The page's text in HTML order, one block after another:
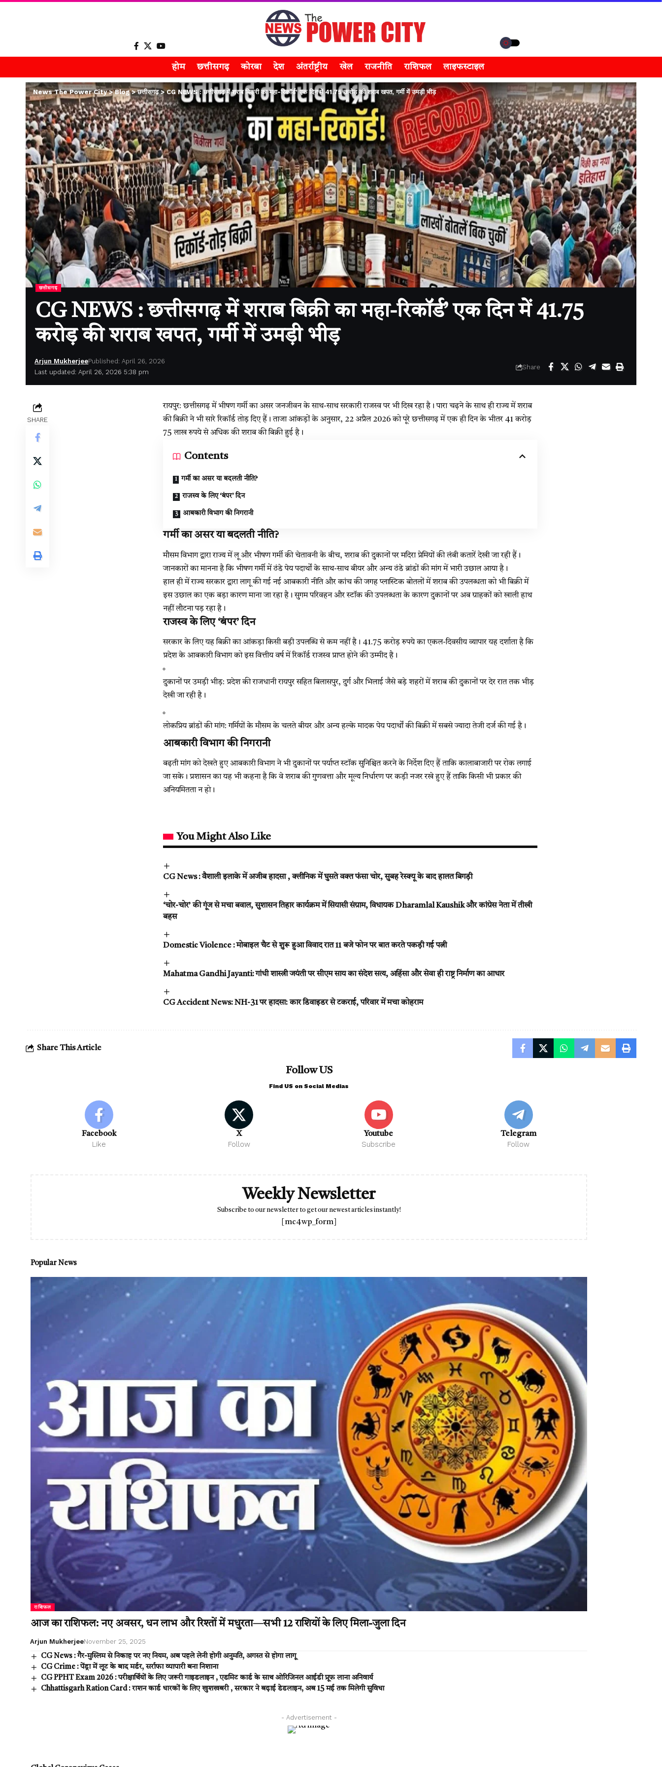
होम छत्तीसगढ़ कोरबा देश अंतर्राष्ट्रीय खेल राजनीति राशिफल लाइफस्टाइल
News The Power City>Blog>छत्तीसगढ़>CG NEWS : छत्तीसगढ़ में शराब बिक्री का महा-रिकॉर्ड’ एक दिन में 41.75 करोड़ की शराब खपत, गर्मी में उमड़ी भीड़
छत्तीसगढ़
CG NEWS : छत्तीसगढ़ में शराब बिक्री का महा-रिकॉर्ड’ एक दिन में 41.75
करोड़ की शराब खपत, गर्मी में उमड़ी भीड़
Last updated: April 26, 2026 5:38 pm
Arjun MukherjeePublished: April 26, 2026
Share
SHARE
रायपुर: छत्तीसगढ़ में भीषण गर्मी का असर जनजीवन के साथ-साथ सरकारी राजस्व पर भी दिख रहा है। पारा चढ़ने के साथ ही राज्य में शराब
की बिक्री ने भी सारे रिकॉर्ड तोड़ दिए हैं। ताजा आंकड़ों के अनुसार, 22 अप्रैल 2026 को पूरे छत्तीसगढ़ में एक ही दिन के भीतर 41 करोड़
75 लाख रुपये से अधिक की शराब की बिक्री हुई है।
Contents
गर्मी का असर या बदलती नीति?
राजस्व के लिए ‘बंपर’ दिन
आबकारी विभाग की निगरानी
गर्मी का असर या बदलती नीति?
मौसम विभाग द्वारा राज्य में लू और भीषण गर्मी की चेतावनी के बीच, शराब की दुकानों पर मदिरा प्रेमियों की लंबी कतारें देखी जा रही हैं।
जानकारों का मानना है कि भीषण गर्मी में ठंडे पेय पदार्थों के साथ-साथ बीयर और अन्य ठंडे ब्रांडों की मांग में भारी उछाल आया है।
हाल ही में राज्य सरकार द्वारा लागू की गई नई आबकारी नीति और कांच की जगह प्लास्टिक बोतलों में शराब की उपलब्धता को भी बिक्री में
इस उछाल का एक बड़ा कारण माना जा रहा है। सुगम परिवहन और स्टॉक की उपलब्धता के कारण दुकानों पर अब ग्राहकों को खाली हाथ
नहीं लौटना पड़ रहा है।
राजस्व के लिए ‘बंपर’ दिन
सरकार के लिए यह बिक्री का आंकड़ा किसी बड़ी उपलब्धि से कम नहीं है। 41.75 करोड़ रुपये का एकल-दिवसीय व्यापार यह दर्शाता है कि
प्रदेश के आबकारी विभाग को इस वित्तीय वर्ष में रिकॉर्ड राजस्व प्राप्त होने की उम्मीद है।
दुकानों पर उमड़ी भीड़: प्रदेश की राजधानी रायपुर सहित बिलासपुर, दुर्ग और भिलाई जैसे बड़े शहरों में शराब की दुकानों पर देर रात तक भीड़
देखी जा रही है।
लोकप्रिय ब्रांडों की मांग: गर्मियों के मौसम के चलते बीयर और अन्य हल्के मादक पेय पदार्थों की बिक्री में सबसे ज्यादा तेजी दर्ज की गई है।
आबकारी विभाग की निगरानी
बढ़ती मांग को देखते हुए आबकारी विभाग ने भी दुकानों पर पर्याप्त स्टॉक सुनिश्चित करने के निर्देश दिए हैं ताकि कालाबाजारी पर रोक लगाई
जा सके। प्रशासन का यह भी कहना है कि वे शराब की गुणवत्ता और मूल्य निर्धारण पर कड़ी नजर रखे हुए हैं ताकि किसी भी प्रकार की
अनियमितता न हो।
You Might Also Like
CG News : वैशाली इलाके में अजीब हादसा , क्लीनिक में घुसते वक्त फंसा चोर, सुबह रेस्क्यू के बाद हालत बिगड़ी
‘चोर-चोर’ की गूंज से मचा बवाल, सुशासन तिहार कार्यक्रम में सियासी संग्राम, विधायक Dharamlal Kaushik और कांग्रेस नेता में तीखी
बहस
Domestic Violence : मोबाइल चैट से शुरू हुआ विवाद रात 11 बजे फोन पर बात करते पकड़ी गई पत्नी
Mahatma Gandhi Jayanti: गांधी शास्त्री जयंती पर सीएम साय का संदेश सत्य, अहिंसा और सेवा ही राष्ट्र निर्माण का आधार
CG Accident News: NH-31 पर हादसा: कार डिवाइडर से टकराई, परिवार में मचा कोहराम
Share This Article
Follow US
Find US on Social Medias
Facebook
Like
X
Follow
Youtube
Subscribe
Telegram
Follow
Weekly Newsletter
Subscribe to our newsletter to get our newest articles instantly!
[mc4wp_form]
Popular News
राशिफल
आज का राशिफल: नए अवसर, धन लाभ और रिश्तों में मधुरता—सभी 12 राशियों के लिए मिला-जुला दिन
Arjun MukherjeeNovember 25, 2025
CG News : गैर-मुस्लिम से निकाह पर नए नियम, अब पहले लेनी होगी अनुमति, अगस्त से होगा लागू
CG Crime : पेंड्रा में लूट के बाद मर्डर, सर्राफा व्यापारी बना निशाना
CG PPHT Exam 2026 : परीक्षार्थियों के लिए जरूरी गाइडलाइन , एडमिट कार्ड के साथ ओरिजिनल आईडी प्रूफ लाना अनिवार्य
Chhattisgarh Ration Card : राशन कार्ड धारकों के लिए खुशखबरी , सरकार ने बढ़ाई डेडलाइन, अब 15 मई तक मिलेगी सुविधा
- Advertisement -